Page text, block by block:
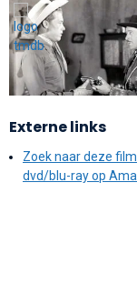
Externe links
Zoek naar deze
dvd/blu-ray op